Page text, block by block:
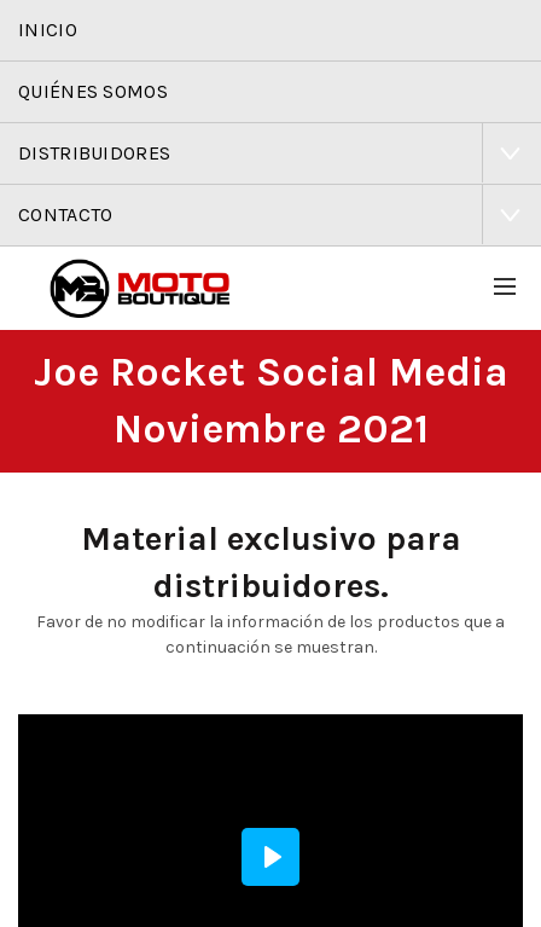
INICIO
QUIÉNES SOMOS
DISTRIBUIDORES
CONTACTO
Joe Rocket Social Media
Noviembre 2021
Material exclusivo para
distribuidores.
Favor de no modificar la información de los productos que a
continuación se muestran.
PLAY